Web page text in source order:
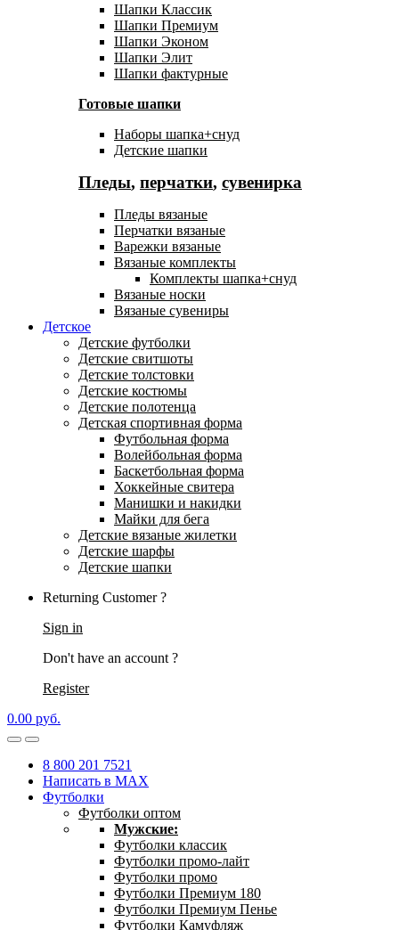
Шапки Классик
Шапки Премиум
Шапки Эконом
Шапки Элит
Шапки фактурные
Готовые шапки
Наборы шапка+снуд
Детские шапки
Пледы, перчатки, сувенирка
Пледы вязаные
Перчатки вязаные
Варежки вязаные
Вязаные комплекты
Комплекты шапка+снуд
Вязаные носки
Вязаные сувениры
Детское
Детские футболки
Детские свитшоты
Детские толстовки
Детские костюмы
Детские полотенца
Детская спортивная форма
Футбольная форма
Волейбольная форма
Баскетбольная форма
Хоккейные свитера
Манишки и накидки
Майки для бега
Детские вязаные жилетки
Детские шарфы
Детские шапки
Returning Customer ?
Sign in
Don't have an account ?
Register
0.00 руб.
8 800 201 7521
Написать в MAX
Футболки
Футболки оптом
Мужские:
Футболки классик
Футболки промо-лайт
Футболки промо
Футболки Премиум 180
Футболки Премиум Пенье
Футболки Камуфляж